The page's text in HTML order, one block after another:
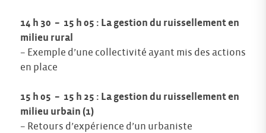
14 h 30 – 15 h 05 : La gestion du ruissellement en
milieu rural
– Exemple d’une collectivité ayant mis des actions
en place
15 h 05 – 15 h 25 : La gestion du ruissellement en
milieu urbain (1)
– Retours d’expérience d’un urbaniste